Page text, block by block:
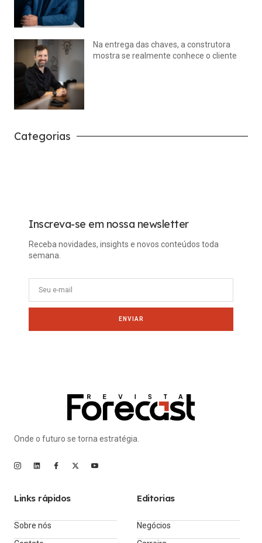
Na entrega das chaves, a construtora
mostra se realmente conhece o cliente
Categorias
Inscreva-se em nossa newsletter
Receba novidades, insights e novos conteúdos toda
semana.
ENVIAR
Onde o futuro se torna estratégia.
Links rápidos
Sobre nós
Editorias
Negócios